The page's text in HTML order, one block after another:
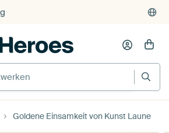
auf Bestellung
Goldene Einsamkeit von Kunst Laune